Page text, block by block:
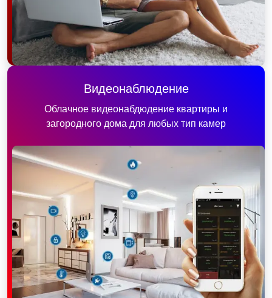
Видеонаблюдение
Облачное видеонабдюдение квартиры и
загородного дома для любых тип камер